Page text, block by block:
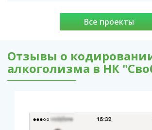
Все проекты
Отзывы о
алкоголизма в НК